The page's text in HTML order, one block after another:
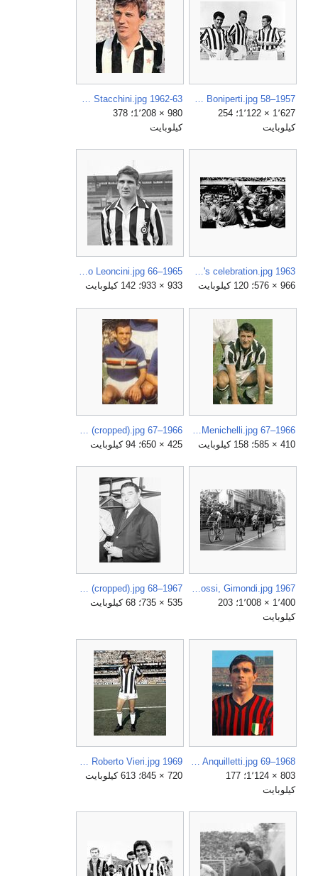
1957–58 Juventus FC - Sívori, Charles and Boniperti.jpg
1٬627 × 1٬122؛ 254
كيلوبايت
1962-63 Juventus FC - Gino Stacchini.jpg
980 × 1٬208؛ 378
كيلوبايت
1963 Mediterranean Games, football tournament - Italy's celebration.jpg
966 × 576؛ 120 كيلوبايت
1965–66 Juventus FC - Gianfranco Leoncini.jpg
933 × 933؛ 142 كيلوبايت
410 × 585؛ 158 كيلوبايت
425 × 650؛ 94 كيلوبايت
1967 Milan-Sanremo - Merckx, Motta, Bitossi, Gimondi.jpg
1٬400 × 1٬008؛ 203
كيلوبايت
1967–68 Milan AC - Nereo Rocco (cropped).jpg
535 × 735؛ 68 كيلوبايت
803 × 1٬124؛ 177
كيلوبايت
720 × 845؛ 613 كيلوبايت